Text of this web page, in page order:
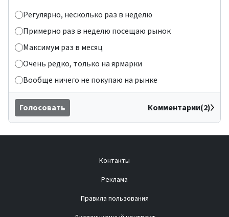
Регулярно, несколько раз в неделю
Примерно раз в неделю посещаю рынок
Максимум раз в месяц
Очень редко, только на ярмарки
Вообще ничего не покупаю на рынке
Голосовать Комментарии(2)
Контакты
Реклама
Правила пользования